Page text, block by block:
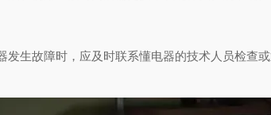
生故障时，应及时联系懂电器的技术人员检查或